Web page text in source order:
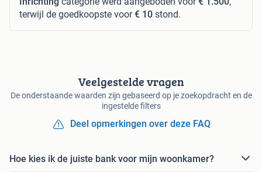
terwijl de goedkoopste voor€ 10 stond.
Veelgestelde vragen
De onderstaande waarden zijn gebaseerd op je zoekopdracht en de
ingestelde filters
Deel opmerkingen over deze FAQ
Hoe kies ik de juiste bank voor mijn woonkamer?